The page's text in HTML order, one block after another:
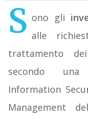
S ono gli
alle
trattamento
secondo una
Information
Management